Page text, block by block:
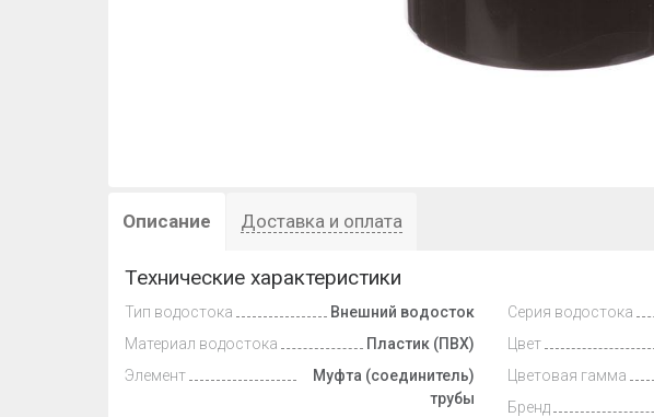
Описание Доставка и оплата
Технические характеристики
Тип водостока
Внешний водосток
Материал водостока
Пластик (ПВХ)
Элемент
Муфта (соединитель)
трубы
Серия водостока
Цвет
Цветовая гамма
Бренд